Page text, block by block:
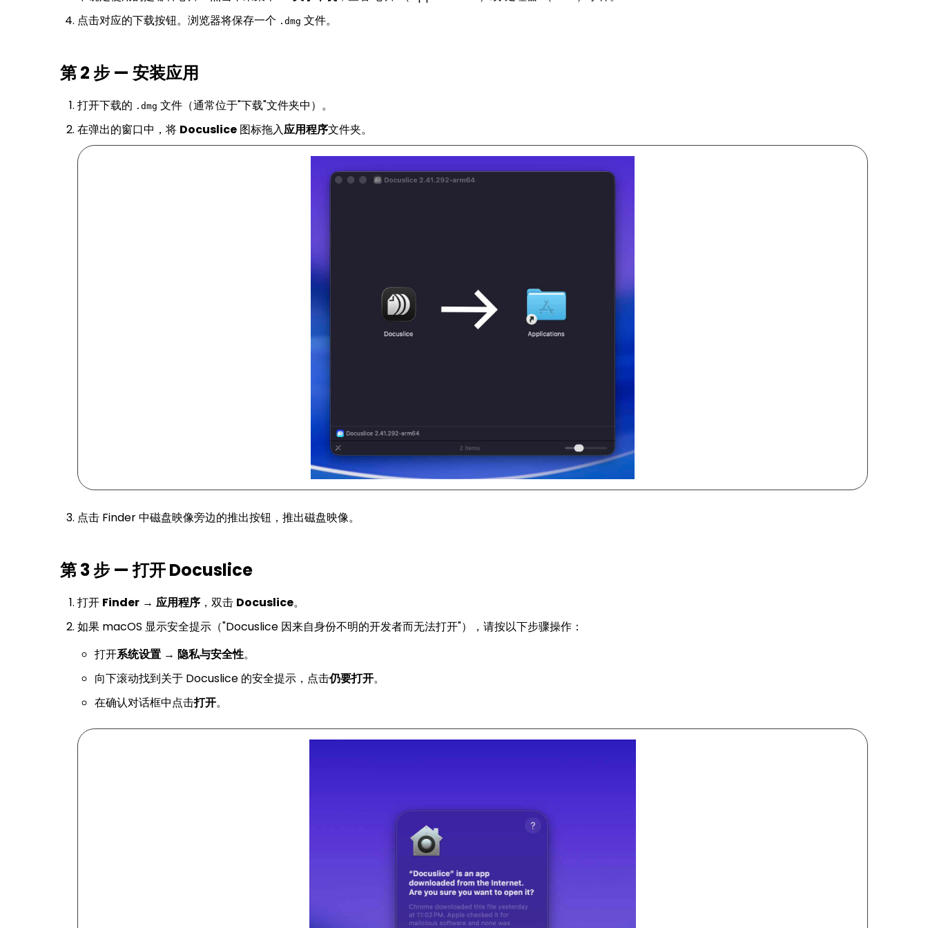
点击对应的下载按钮。浏览器将保存一个 .dmg 文件。
第 2 步 — 安装应用
打开下载的 .dmg 文件（通常位于"下载"文件夹中）。
在弹出的窗口中，将 Docuslice 图标拖入应用程序文件夹。
点击 Finder 中磁盘映像旁边的推出按钮，推出磁盘映像。
第 3 步 — 打开 Docuslice
打开 Finder → 应用程序 ，双击 Docuslice。
如果 macOS 显示安全提示（"Docuslice 因来自身份不明的开发者而无法打开"），请按以下步骤操作：
打开系统设置 → 隐私与安全性。
向下滚动找到关于 Docuslice 的安全提示，点击仍要打开。
在确认对话框中点击打开。